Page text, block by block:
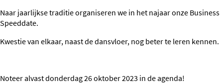
Naar jaarlijkse traditie organiseren we in het najaar onze Business
Speeddate.
Kwestie van elkaar, naast de dansvloer, nog beter te leren kennen.
Noteer alvast donderdag 26 oktober 2023 in de agenda!